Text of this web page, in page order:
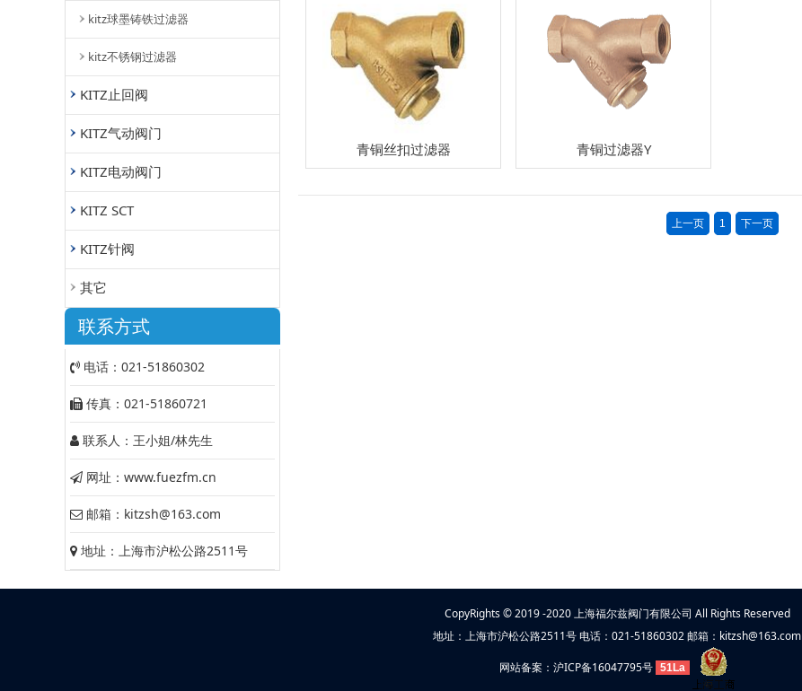
kitz球墨铸铁过滤器
kitz不锈钢过滤器
KITZ止回阀
KITZ气动阀门
KITZ电动阀门
KITZ SCT
KITZ针阀
其它
联系方式
电话：021-51860302
传真：021-51860721
联系人：王小姐/林先生
网址：www.fuezfm.cn
邮箱：kitzsh@163.com
地址：上海市沪松公路2511号
青铜丝扣过滤器 青铜过滤器Y
上一页 1 下一页
CopyRights © 2019 -2020 上海福尔兹阀门有限公司 All Rights Reserved
地址：上海市沪松公路2511号 电话：021-51860302 邮箱：kitzsh@163.com
网站备案： 沪ICP备16047795号 51La